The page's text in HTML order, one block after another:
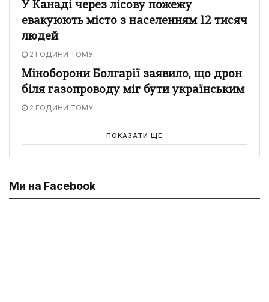
У Канаді через лісову пожежу
евакуюють місто з населенням 12 тисяч
людей
2 ГОДИНИ ТОМУ
Міноборони Болгарії заявило, що дрон
біля газопроводу міг бути українським
2 ГОДИНИ ТОМУ
ПОКАЗАТИ ЩЕ
Ми на Facebook